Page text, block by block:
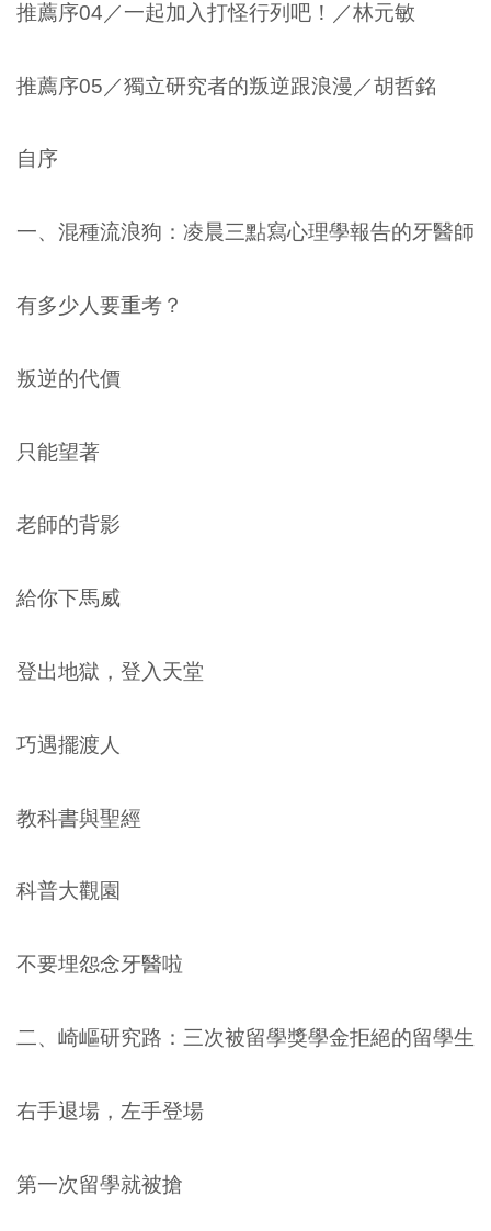
推薦序04／一起加入打怪行列吧！／林元敏
推薦序05／獨立研究者的叛逆跟浪漫／胡哲銘
自序
一、混種流浪狗：凌晨三點寫心理學報告的牙醫師
有多少人要重考？
叛逆的代價
只能望著
老師的背影
給你下馬威
登出地獄，登入天堂
巧遇擺渡人
教科書與聖經
科普大觀園
不要埋怨念牙醫啦
二、崎嶇研究路：三次被留學獎學金拒絕的留學生
右手退場，左手登場
第一次留學就被搶